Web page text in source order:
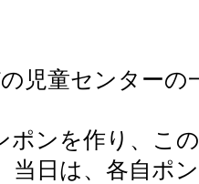
児童センターの
ポンを作り、こ
当日は、各自ポ